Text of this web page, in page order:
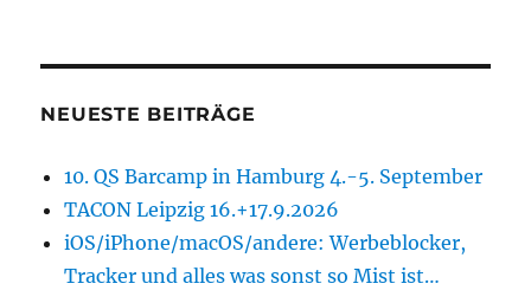
NEUESTE BEITRÄGE
10. QS Barcamp in Hamburg 4.-5. September
TACON Leipzig 16.+17.9.2026
iOS/iPhone/macOS/andere: Werbeblocker,
Tracker und alles was sonst so Mist ist…